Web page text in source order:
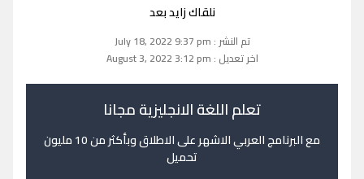
نلقاك زايد بعد
تم النشر : July 18, 2022 9:37 pm
اخر تعديل : August 3, 2022 3:12 pm
تعلم اللغة الانجليزية مجانا
مع البرنامج العربي الاشهر على الاطلاق وبأكثر من 10 مليون
تحميل